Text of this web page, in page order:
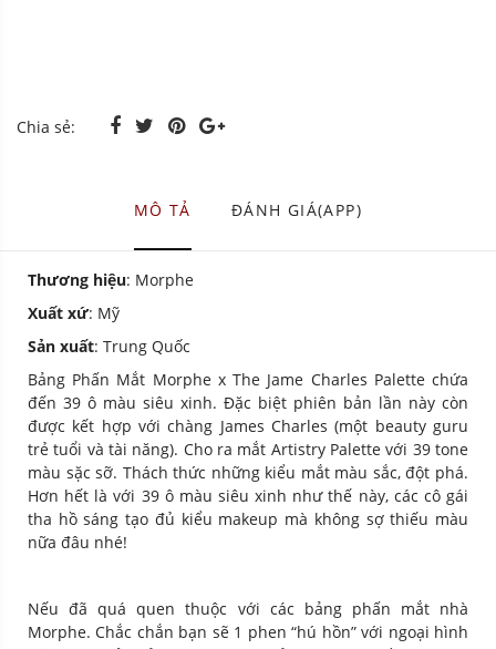
Chia sẻ:
MÔ TẢ ĐÁNH GIÁ(APP)
Thương hiệu: Morphe
Xuất xứ: Mỹ
Sản xuất: Trung Quốc
Bảng Phấn Mắt Morphe x The Jame Charles Palette chứa
đến 39 ô màu siêu xinh. Đặc biệt phiên bản lần này còn
được kết hợp với chàng James Charles (một beauty guru
trẻ tuổi và tài năng). Cho ra mắt Artistry Palette với 39 tone
màu sặc sỡ. Thách thức những kiểu mắt màu sắc, đột phá.
Hơn hết là với 39 ô màu siêu xinh như thế này, các cô gái
tha hồ sáng tạo đủ kiểu makeup mà không sợ thiếu màu
nữa đâu nhé!
Nếu đã quá quen thuộc với các bảng phấn mắt nhà
Morphe. Chắc chắn bạn sẽ 1 phen “hú hồn” với ngoại hình